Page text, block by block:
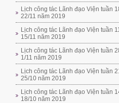
Lịch công tác Lãnh đạo Viện tuần
22/11 năm 2019
Lịch công tác Lãnh đạo Viện tuần
15/11 năm 2019
Lịch công tác Lãnh đạo Viện tuần
1/11 năm 2019
Lịch công tác Lãnh đạo Viện tuần
25/10 năm 2019
Lịch công tác Lãnh đạo Viện tuần
18/10 năm 2019